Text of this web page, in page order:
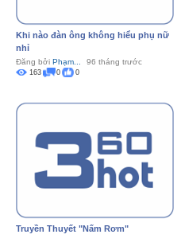
Khi nào đàn ông không hiểu phụ nữ
nhỉ
Đăng bởi Phạm... 96 tháng trước
163 0 0
Truyền Thuyết "Nấm Rơm"